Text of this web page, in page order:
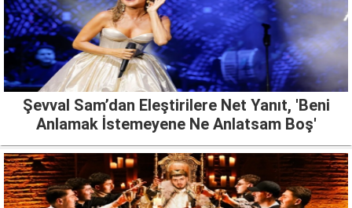
Şevval Sam’dan Eleştirilere Net Yanıt, 'Beni
Anlamak İstemeyene Ne Anlatsam Boş'